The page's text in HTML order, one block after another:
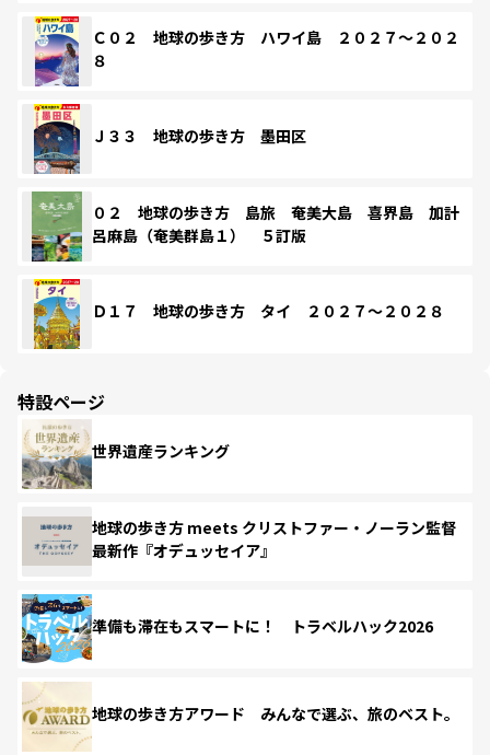
Ｃ０２ 地球の歩き方 ハワイ島 ２０２７～２０２
８
Ｊ３３ 地球の歩き方 墨田区
０２ 地球の歩き方 島旅 奄美大島 喜界島 加計
呂麻島（奄美群島１） ５訂版
Ｄ１７ 地球の歩き方 タイ ２０２７～２０２８
特設ページ
世界遺産ランキング
地球の歩き方 meets クリストファー・ノーラン監督
最新作『オデュッセイア』
準備も滞在もスマートに！ トラベルハック2026
地球の歩き方アワード みんなで選ぶ、旅のベスト。